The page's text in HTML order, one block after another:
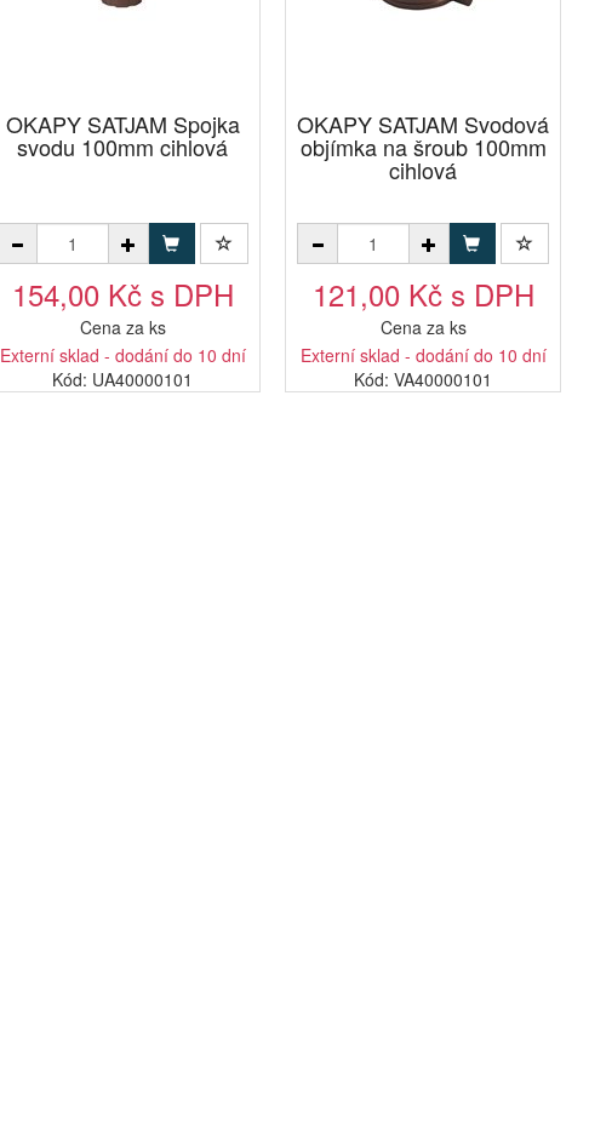
OKAPY SATJAM Spojka
svodu 100mm cihlová
154,00 Kč s DPH
Cena za ks
Externí sklad - dodání do 10 dní
Kód: UA40000101
OKAPY SATJAM Svodová
objímka na šroub 100mm
cihlová
121,00 Kč s DPH
Cena za ks
Externí sklad - dodání do 10 dní
Kód: VA40000101